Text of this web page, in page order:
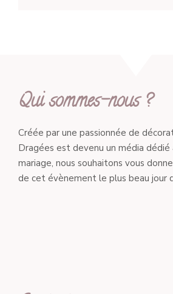
Qui sommes-nous ?
Créée par une passionnée de
Dragées est devenu un média dédié
mariage, nous souhaitons vous
de cet évènement le plus beau jour